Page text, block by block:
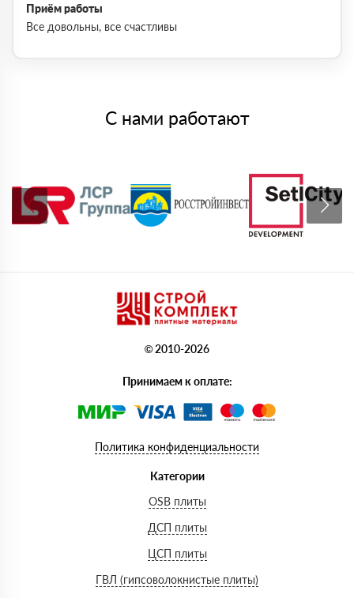
Приём работы
Все довольны, все счастливы
С нами работают
© 2010-2026
Принимаем к оплате:
Политика конфиденциальности
Категории
OSB плиты
ДСП плиты
ЦСП плиты
ГВЛ (гипсоволокнистые плиты)